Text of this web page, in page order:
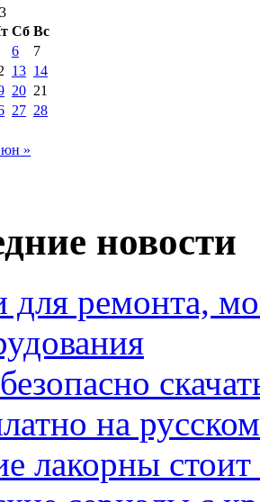
Сб Вс
»
6
7
13 14
20 21
27 28
новости
для ремонта,
на
лакорны